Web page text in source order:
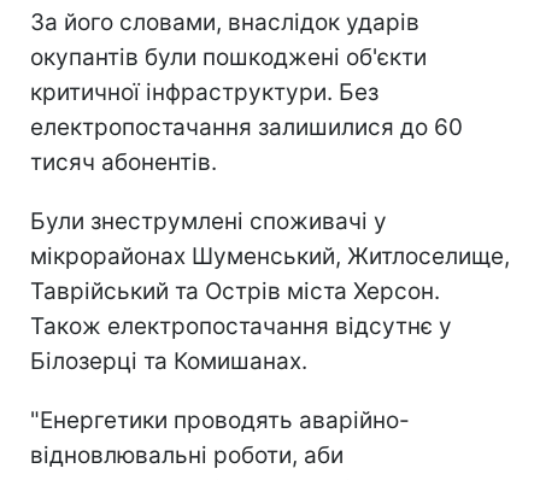
За його словами, внаслідок ударів
окупантів були пошкоджені об'єкти
критичної інфраструктури. Без
електропостачання залишилися до 60
тисяч абонентів.
Були знеструмлені споживачі у
мікрорайонах Шуменський, Житлоселище,
Таврійський та Острів міста Херсон.
Також електропостачання відсутнє у
Білозерці та Комишанах.
"Енергетики проводять аварійно-
відновлювальні роботи, аби